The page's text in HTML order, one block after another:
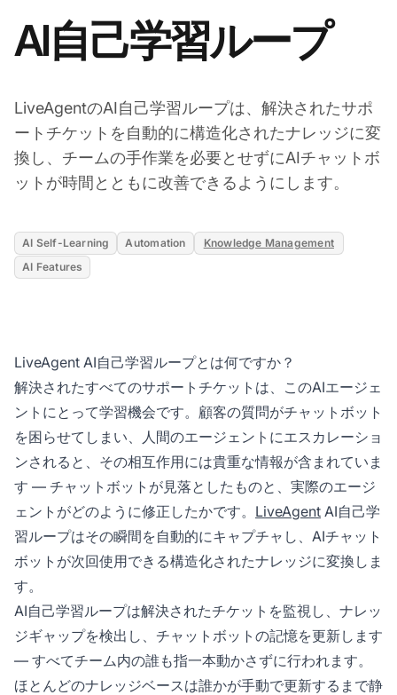
AI自己学習ループ
LiveAgentのAI自己学習ループは、解決されたサポ
ートチケットを自動的に構造化されたナレッジに変
換し、チームの手作業を必要とせずにAIチャットボ
ットが時間とともに改善できるようにします。
AI Self-Learning Automation
Knowledge Management
AI Features
LiveAgent AI自己学習ループとは何ですか？
解決されたすべてのサポートチケットは、このAIエージェ
ントにとって学習機会です。顧客の質問がチャットボット
を困らせてしまい、人間のエージェントにエスカレーショ
ンされると、その相互作用には貴重な情報が含まれていま
す — チャットボットが見落としたものと、実際のエージ
ェントがどのように修正したかです。 LiveAgent AI自己学
習ループはその瞬間を自動的にキャプチャし、AIチャット
ボットが次回使用できる構造化されたナレッジに変換しま
す。
AI自己学習ループは解決されたチケットを監視し、ナレッ
ジギャップを検出し、チャットボットの記憶を更新します
— すべてチーム内の誰も指一本動かさずに行われます。
ほとんどのナレッジベースは誰かが手動で更新するまで静